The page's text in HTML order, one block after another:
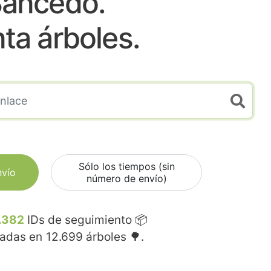
árboles.
Sólo los tiempos (sin
número de envío)
IDs de seguimiento 📦
en 12.699 árboles 🌳.